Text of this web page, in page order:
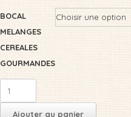
prix :
€3.24
BOCAL
MELANGES
CEREALES
GOURMANDES
CÉRÉALES
Ajouter au panier